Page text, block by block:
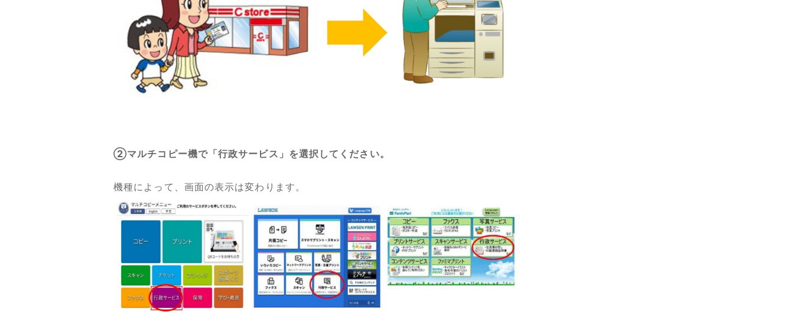
②マルチコピー機で「行政サービス」を選択してください。
機種によって、画面の表示は変わります。